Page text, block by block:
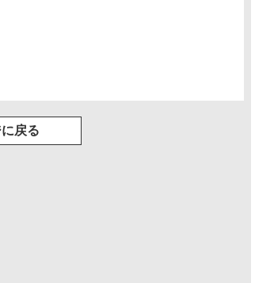
に戻る